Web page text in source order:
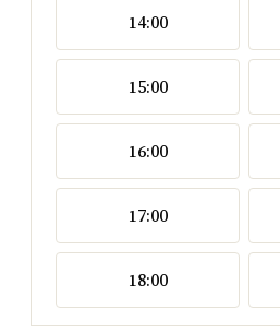
14:00
15:00
16:00
17:00
18:00